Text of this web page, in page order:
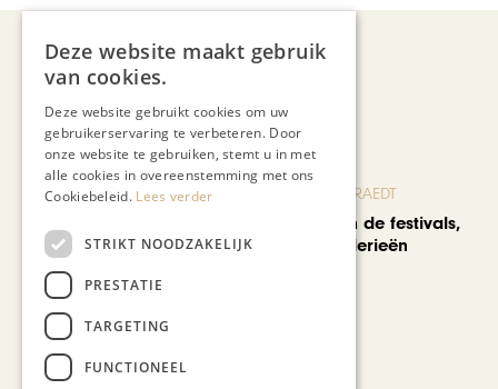
Recent nieuws
BLOG JO CORTENRAEDT
We verzuipen in de festivals,
feesten en braderieën
Deze website maakt gebruik
van cookies.
Deze website gebruikt cookies om uw
gebruikerservaring te verbeteren. Door
onze website te gebruiken, stemt u in met
alle cookies in overeenstemming met ons
Cookiebeleid. Lees verder
STRIKT NOODZAKELIJK
PRESTATIE
TARGETING
FUNCTIONEEL